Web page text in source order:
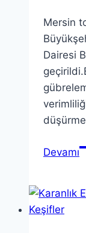
Mersin
Dairesi
Devamı